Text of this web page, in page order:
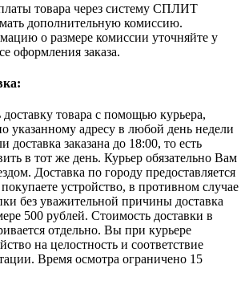
товара через систему СПЛИТ
дополнительную комиссию.
о размере комиссии уточняйте у
оформления заказа.
товара с помощью курьера,
указанному адресу в любой день недели
доставка заказана до 18:00, то есть
в тот же день. Курьер обязательно Вам
Доставка по городу предоставляется
устройство, в противном случае
без уважительной причины доставка
500 рублей. Стоимость доставки в
отдельно. Вы при курьере
на целостность и соответствие
Время осмотра ограничено 15